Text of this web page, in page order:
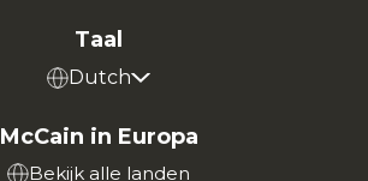
Taal
Dutch
McCain in Europa
Bekijk alle landen